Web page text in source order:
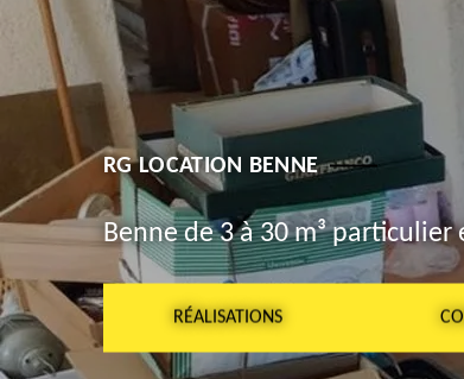
RG LOCATION BENNE
Benne de 3 à 30 m³
RÉALISATIONS